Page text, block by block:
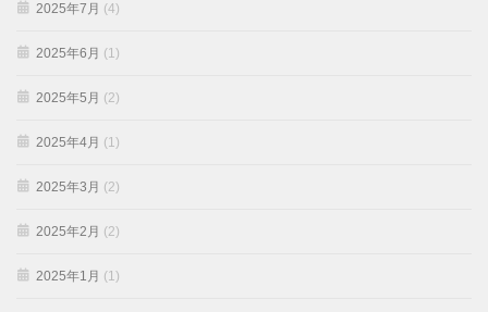
2025年7月 (4)
2025年6月 (1)
2025年5月 (2)
2025年4月 (1)
2025年3月 (2)
2025年2月 (2)
2025年1月 (1)